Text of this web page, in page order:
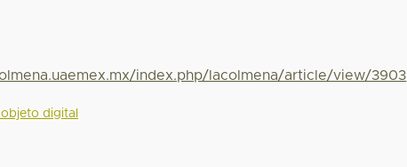
index.php/lacolmena/article/view/3903
digital